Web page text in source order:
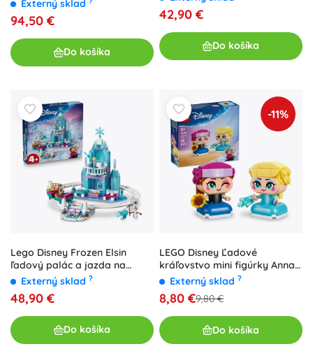
Externý sklad
94,50 €
Do košíka
42,90 €
Do košíka
Lego Disney Frozen Elsin
ľadový palác a jazda na
snehu (43281)
Externý sklad ?
48,90 €
Do košíka
-11%
LEGO Disney Ľadové
kráľovstvo mini figúrky Anna
a Elsa
Externý sklad ?
8,80 €9,80 €
Do košíka